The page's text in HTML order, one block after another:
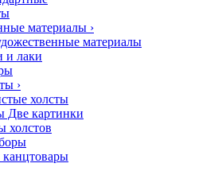
материалы ›
материалы
и лаки
›
холсты
Две картинки
холстов